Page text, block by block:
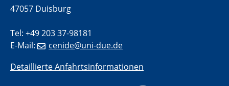
47057 Duisburg
Tel: +49 203 37-98181
E-Mail:
cenide@uni-due.de
Detaillierte Anfahrtsinformationen